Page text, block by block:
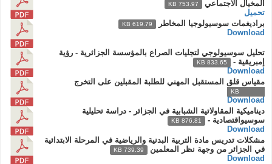
المخيال الاجتماعي
753.97 KB
تحميل
براديغمات سوسيولوجيا المخاطر
619.79 KB
Download
تحليل سوسيولوجي لتجليات الصراع بالمؤسسة الجزائرية - رؤية
إمبريقية -
833.65 KB
Download
مقياس قلق المستقبل المهني للطلبة المقبلين على التخرج
Download
ديناميكية المقاولاتية الشبابية في الجزائر - دراسة تحليلية
سوسيواقتصادية -
876.81 KB
Download
مشكلات تدريس مادة التربية البدنية والرياضية في المرحلة الابتدائية
في الجزائر من وجهة نظر المعلمين
739.39 KB
Download